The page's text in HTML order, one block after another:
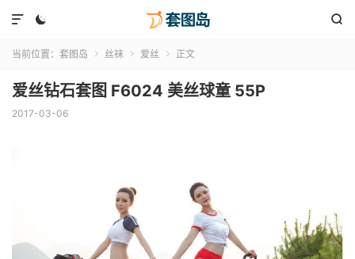
 

当前位置： 套图岛  丝袜  爱丝  正文
爱丝钻石套图 F6024 美丝球童 55P
2017-03-06